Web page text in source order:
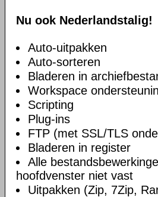
Nu ook Nederlandstalig!
Auto-uitpakken
Auto-sorteren
Bladeren in
Workspace
Scripting
Plug-ins
FTP (met SSL/TLS
Bladeren in register
Alle
hoofdvenster niet vast
Uitpakken (Zip, 7Zip,